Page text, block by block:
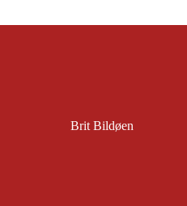
Brit Bildøen